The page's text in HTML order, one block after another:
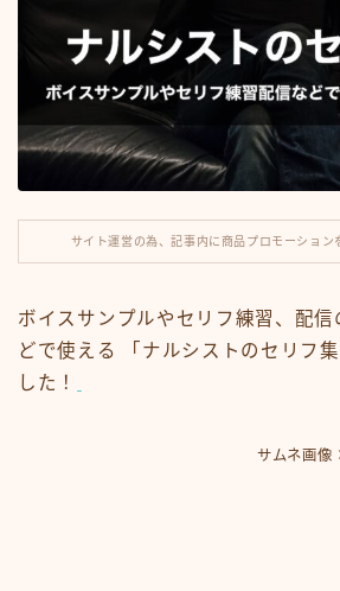
中二病
ナレーション
滑舌練習
運営note
今見られている人気記事
サイト運営の為、記事内に商品プロモーション
ボイスサンプルやセリフ練習、配
どで使える 「ナルシストのセリフ
した！
サムネ画像：